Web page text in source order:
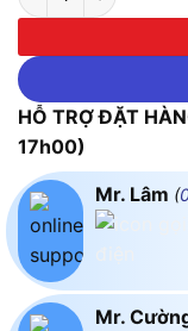
HỖ TRỢ ĐẶT
17h00)
Mr. Lâm (
Mr.